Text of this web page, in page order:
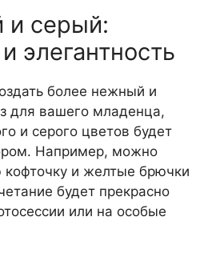
и серый:
элегантность
более нежный и
для вашего младенца,
и серого цветов будет
Например, можно
кофточку и желтые брючки
будет прекрасно
или на особые